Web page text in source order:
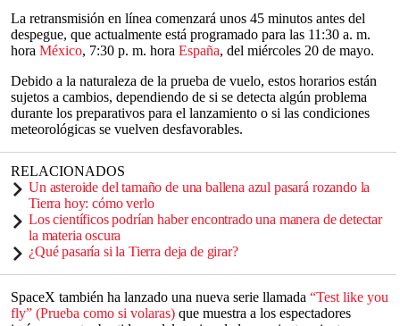
La retransmisión en línea comenzará unos 45 minutos antes del
despegue, que actualmente está programado para las 11:30 a. m.
hora México, 7:30 p. m. hora España, del miércoles 20 de mayo.
Debido a la naturaleza de la prueba de vuelo, estos horarios están
sujetos a cambios, dependiendo de si se detecta algún problema
durante los preparativos para el lanzamiento o si las condiciones
meteorológicas se vuelven desfavorables.
RELACIONADOS
Un asteroide del tamaño de una ballena azul pasará rozando la
Tierra hoy: cómo verlo
Los científicos podrían haber encontrado una manera de detectar
la materia oscura
¿Qué pasaría si la Tierra deja de girar?
SpaceX también ha lanzado una nueva serie llamada “Test like you
fly” (Prueba como si volaras) que muestra a los espectadores